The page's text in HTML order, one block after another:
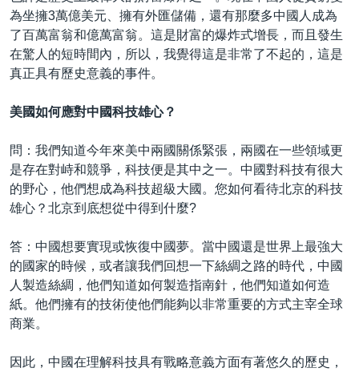
為坐擁3萬億美元、擁有外匯儲備，還有那麼多中國人成為
了百萬富翁和億萬富翁。這是財富的爆炸式增長，而且發生
在驚人的短時間內，所以，我覺得這是非常了不起的，這是
真正具有歷史意義的事件。
美國如何應對中國科技雄心？
問：我們知道今年來美中兩國關係緊張，兩國在一些領域更
是存在對峙和競爭，科技便是其中之一。中國對科技有很大
的野心，他們想成為科技超級大國。您如何看待北京的科技
雄心？北京到底想從中得到什麼?
答：中國想要實現或恢復中國夢。當中國還是世界上最強大
的國家的時候，或者讓我們回想一下絲綢之路的時代，中國
人製造絲綢，他們知道如何製造指南針，他們知道如何造
紙。他們擁有的技術使他們能夠以非常重要的方式主宰全球
商業。
因此，中國在理解科技具有戰略意義方面有著悠久的歷史，